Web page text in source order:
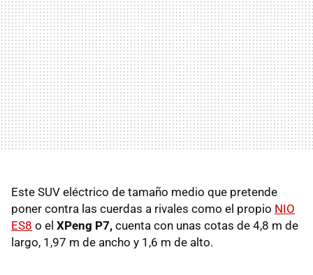
Este SUV eléctrico de tamaño medio que pretende
poner contra las cuerdas a rivales como el propio NIO
ES8 o el XPeng P7, cuenta con unas cotas de 4,8 m de
largo, 1,97 m de ancho y 1,6 m de alto.